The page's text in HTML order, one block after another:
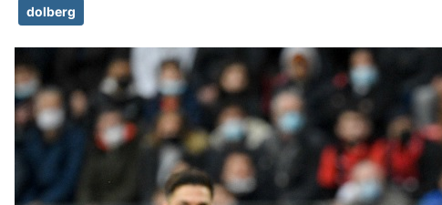
dolberg